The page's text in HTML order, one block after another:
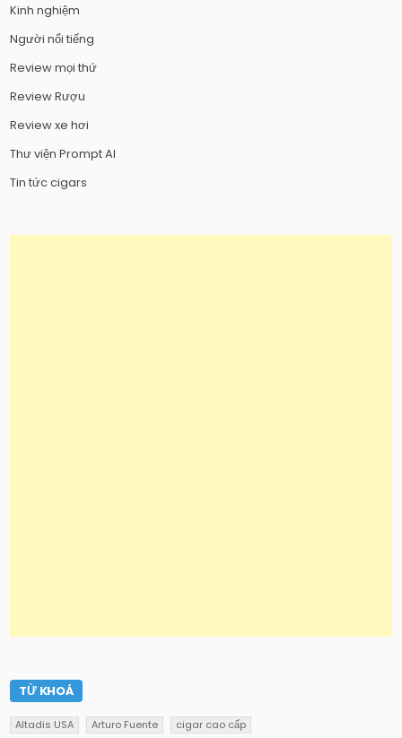
Kinh nghiệm
Người nổi tiếng
Review mọi thứ
Review Rượu
Review xe hơi
Thư viện Prompt AI
Tin tức cigars
TỪ KHOÁ
Altadis USA Arturo Fuente
cigar cao cấp